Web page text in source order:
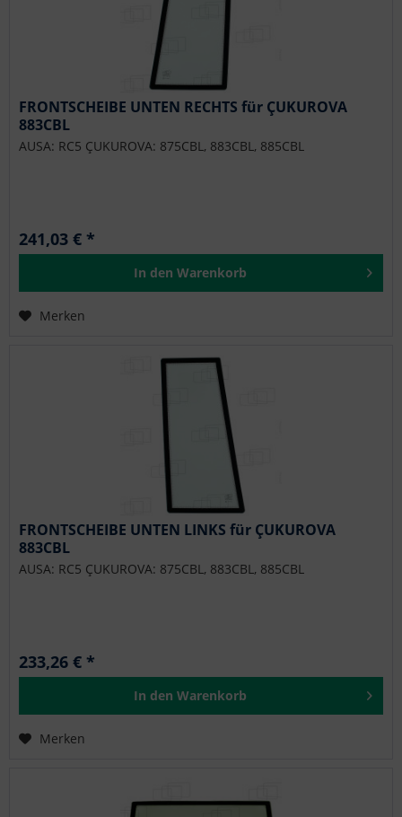
FRONTSCHEIBE UNTEN RECHTS für ÇUKUROVA
883CBL
AUSA: RC5 ÇUKUROVA: 875CBL, 883CBL, 885CBL
241,03 € *
In den Warenkorb
Merken
FRONTSCHEIBE UNTEN LINKS für ÇUKUROVA
883CBL
AUSA: RC5 ÇUKUROVA: 875CBL, 883CBL, 885CBL
233,26 € *
In den Warenkorb
Merken